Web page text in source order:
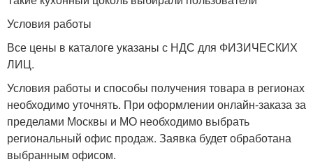
Условия работы
Все цены в каталоге указаны с НДС для ФИЗИЧЕСКИХ
ЛИЦ.
Условия работы и способы получения товара в регионах
необходимо уточнять. При оформлении онлайн-заказа за
пределами Москвы и МО необходимо выбрать
региональный офис продаж. Заявка будет обработана
выбранным офисом.